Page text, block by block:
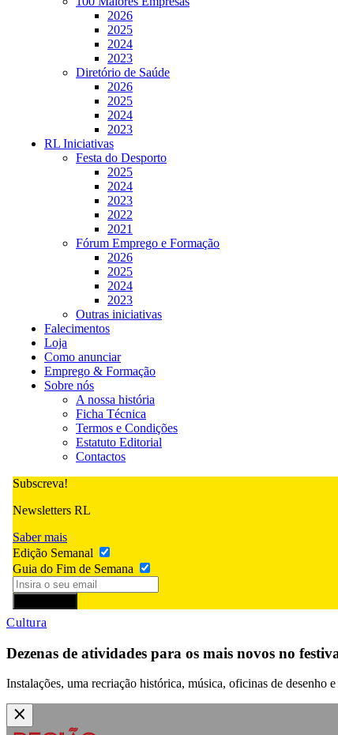
2026
2025
2024
2023
Diretório de Saúde
2026
2025
2024
2023
RL Iniciativas
Festa do Desporto
2025
2024
2023
2022
2021
Fórum Emprego e Formação
2026
2025
2024
2023
Outras iniciativas
Falecimentos
Loja
Como anunciar
Emprego & Formação
Sobre nós
A nossa história
Ficha Técnica
Termos e Condições
Estatuto Editorial
Contactos
Subscreva!
Newsletters RL
Saber mais
Edição Semanal
Guia do Fim de Semana
Cultura
Dezenas de atividades para os mais novos no
Instalações, uma recriação histórica, música, oficinas de desenho